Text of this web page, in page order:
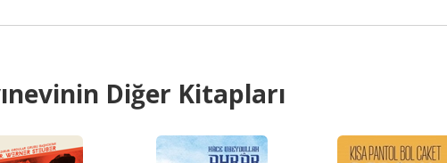
Diğer Kitapları